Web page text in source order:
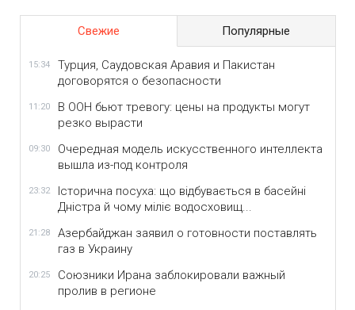
Свежие Популярные
15:34
Турция, Саудовская Аравия и Пакистан
договорятся о безопасности
11:20
В ООН бьют тревогу: цены на продукты могут
резко вырасти
09:30
Очередная модель искусственного интеллекта
вышла из-под контроля
23:32
Історична посуха: що відбувається в басейні
Дністра й чому міліє водосховищ...
21:28
Азербайджан заявил о готовности поставлять
газ в Украину
20:25
Союзники Ирана заблокировали важный
пролив в регионе